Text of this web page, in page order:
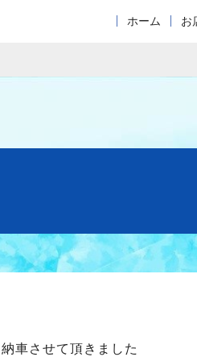
ホーム お
車させて頂きました